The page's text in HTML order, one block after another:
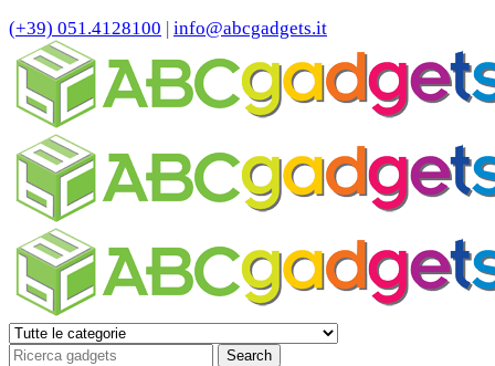
(+39) 051.4128100 | info@abcgadgets.it